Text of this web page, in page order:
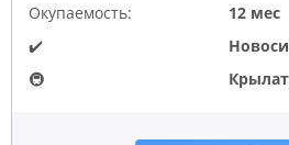
Окупаемость:
12 мес
✔️
🚇